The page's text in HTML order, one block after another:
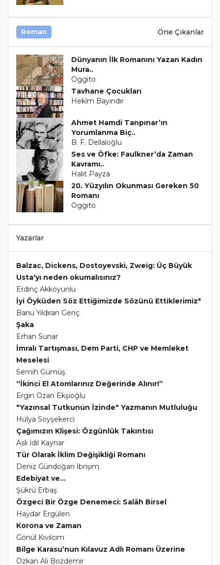
Roman Öne Çıkanlar
Dünyanın İlk Romanını Yazan Kadın
Mura..
Oggito
Tavhane Çocukları
Hekîm Bayındır
Ahmet Hamdi Tanpınar’ın
Yorumlanma Biç..
B. F. Dellaloğlu
Ses ve Öfke: Faulkner’da Zaman
Kavramı..
Halit Payza
20. Yüzyılın Okunması Gereken 50
Romanı
Oggito
Yazarlar
Balzac, Dickens, Dostoyevski, Zweig: Üç Büyük
Usta'yı neden okumalısınız?
Erdinç Akkoyunlu
İyi Öyküden Söz Ettiğimizde Sözünü Ettiklerimiz*
Banu Yıldıran Genç
Şaka
Erhan Sunar
İmralı Tartışması, Dem Parti, CHP ve Memleket
Meselesi
Semih Gümüş
“İkinci El Atomlarınız Değerinde Alınır!”
Ergin Ozan Ekşioğlu
"Yazınsal Tutkunun İzinde" Yazmanın Mutluluğu
Hülya Soyşekerci
Çağımızın Klişesi: Özgünlük Takıntısı
Aslı İdil Kaynar
Tür Olarak İklim Değişikliği Romanı
Deniz Gündoğan İbrişim
Edebiyat ve...
Şükrü Erbaş
Özgeci Bir Özge Denemeci: Salâh Birsel
Haydar Ergülen
Korona ve Zaman
Gönül Kıvılcım
Bilge Karasu’nun Kılavuz Adlı Romanı Üzerine
Özkan Ali Bozdemir